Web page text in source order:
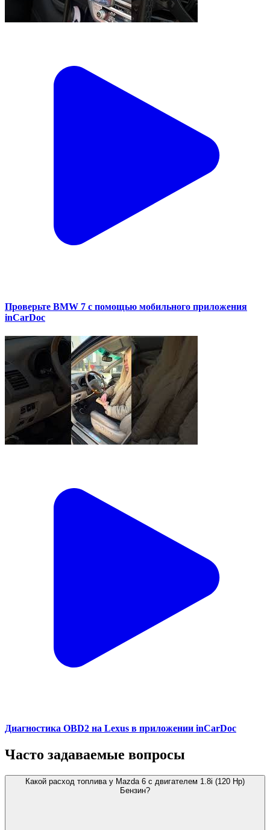
Проверьте BMW 7 с помощью мобильного приложения
inCarDoc
Диагностика OBD2 на Lexus в приложении inCarDoc
Часто задаваемые вопросы
Какой расход топлива у Mazda 6 с двигателем 1.8i (120 Hp)
Бензин?